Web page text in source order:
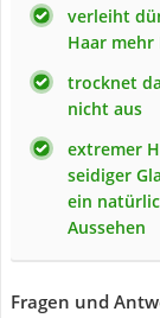
verleiht
Haar mehr
trocknet
nicht aus
extremer
seidiger
ein
Aussehen
Fragen und